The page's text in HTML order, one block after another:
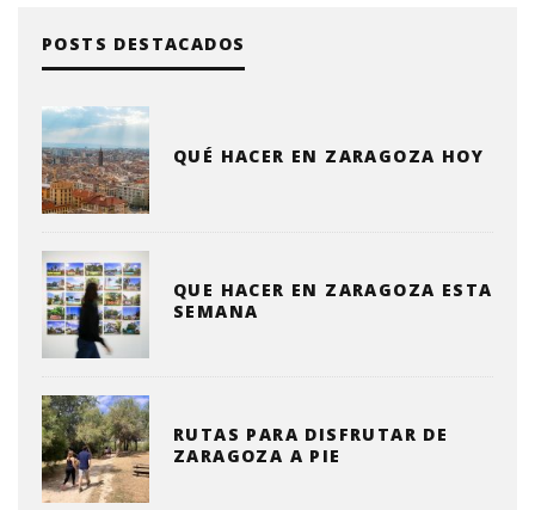
POSTS DESTACADOS
QUÉ HACER EN ZARAGOZA HOY
QUE HACER EN ZARAGOZA ESTA
SEMANA
RUTAS PARA DISFRUTAR DE
ZARAGOZA A PIE